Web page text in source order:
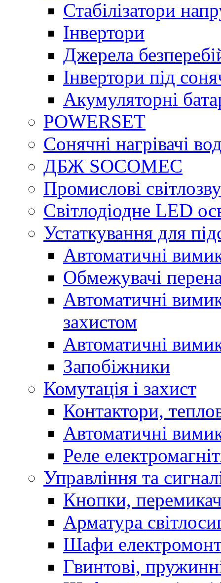
Стабілізатори
Інвертори
Джерела
Інвертори під
Акумуляторні
POWERSET
Сонячні нагрівачі
ДБЖ SOCOMEC
Промислові
Світлодіодне LED
Устаткування для
Автоматичні
Обмежувачі
Автоматичні
захистом
Автоматичні
Запобіжники
Комутація і захист
Контактори,
Автоматичні
Реле
Управління та
Кнопки,
Арматура
Шафи
Гвинтові,